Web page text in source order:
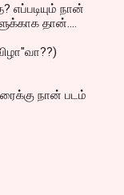
எப்படியும் நான்
தான்....
நான் படம்